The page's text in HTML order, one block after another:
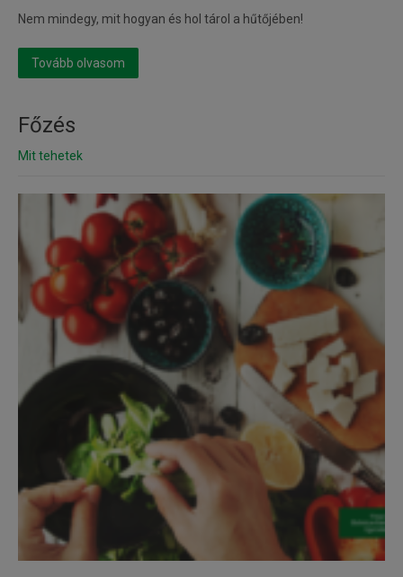
Nem mindegy, mit hogyan és hol tárol a hűtőjében!
Tovább olvasom
Főzés
Mit tehetek